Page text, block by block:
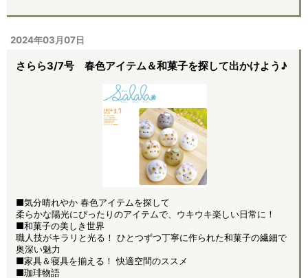
2024年03月07日
さらら3/7号 春色アイテム＆和菓子を探して出かけよう♪
■気分晴れやか 春色アイテムを探して
柔らかな陽光にぴったりのアイテムで、ウキウキ楽しい日常に！
■和菓子の美しき世界
職人技がキラリと光る！ ひとつずつ丁寧に作られた和菓子の繊細で
奥深い魅力
■家具＆寝具を揃える！ 快適空間のススメ
■珈琲物語